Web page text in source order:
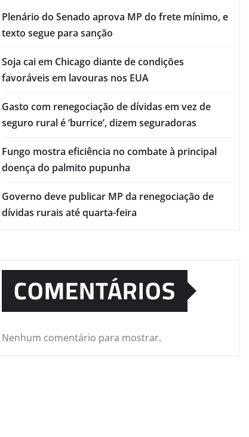
Plenário do Senado aprova MP do frete mínimo, e
texto segue para sanção
Soja cai em Chicago diante de condições
favoráveis em lavouras nos EUA
Gasto com renegociação de dívidas em vez de
seguro rural é ‘burrice’, dizem seguradoras
Fungo mostra eficiência no combate à principal
doença do palmito pupunha
Governo deve publicar MP da renegociação de
dívidas rurais até quarta-feira
COMENTÁRIOS
Nenhum comentário para mostrar.